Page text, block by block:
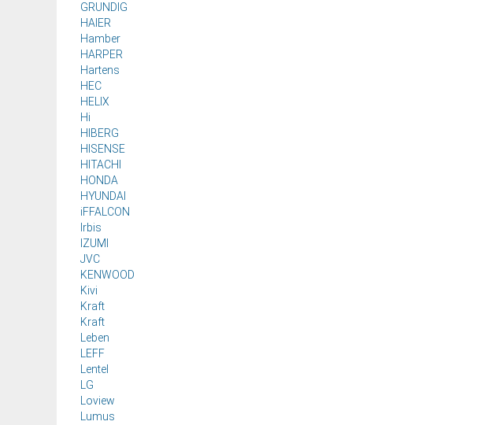
GRUNDIG
HAIER
Hamber
HARPER
Hartens
HEC
HELIX
Hi
HIBERG
HISENSE
HITACHI
HONDA
HYUNDAI
iFFALCON
Irbis
IZUMI
JVC
KENWOOD
Kivi
Kraft
Kraft
Leben
LEFF
Lentel
LG
Loview
Lumus